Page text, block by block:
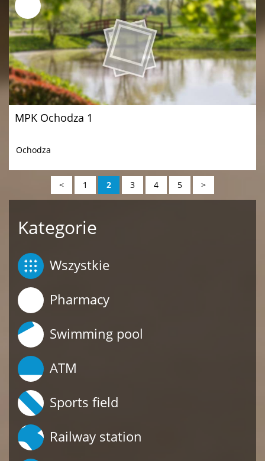
MPK Ochodza 1
Ochodza
< 1 2 3 4 5 >
Kategorie
Wszystkie
Pharmacy
Swimming pool
ATM
Sports field
Railway station